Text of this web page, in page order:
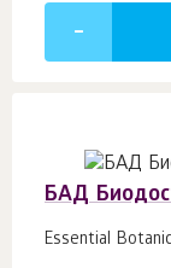
БАД
Essential